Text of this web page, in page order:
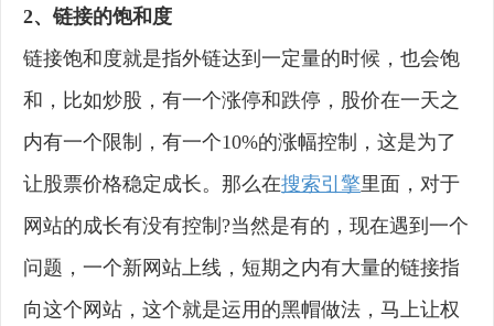
2、链接的饱和度
链接饱和度就是指外链达到一定量的时候，也会饱
和，比如炒股，有一个涨停和跌停，股价在一天之
内有一个限制，有一个10%的涨幅控制，这是为了
让股票价格稳定成长。那么在搜索引擎里面，对于
网站的成长有没有控制?当然是有的，现在遇到一个
问题，一个新网站上线，短期之内有大量的链接指
向这个网站，这个就是运用的黑帽做法，马上让权